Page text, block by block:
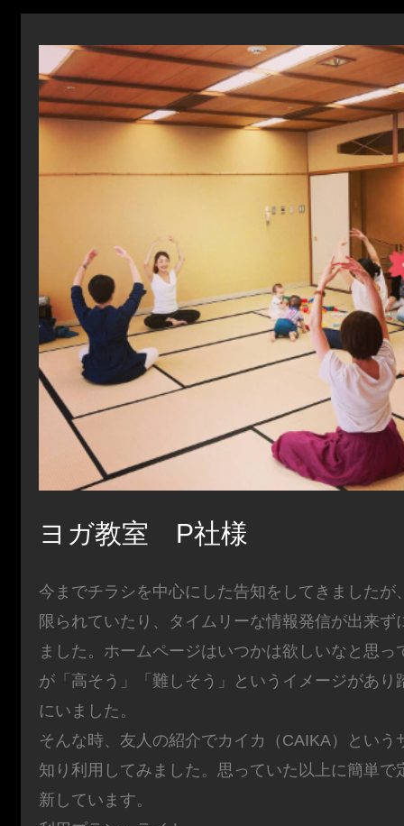
ヨガ教室 P社様
今までチラシを中心にした告知をしてきましたが
限られていたり、タイムリーな情報発信が出来ず
ました。ホームページはいつかは欲しいなと思っ
が「高そう」「難しそう」というイメージがあり
にいました。
そんな時、友人の紹介でカイカ（CAIKA）という
知り利用してみました。思っていた以上に簡単で
新しています。